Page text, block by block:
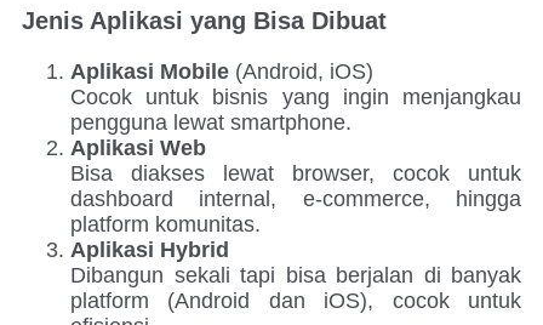
Jenis Aplikasi yang Bisa Dibuat
Aplikasi Mobile (Android, iOS)
Cocok untuk bisnis yang ingin menjangkau
pengguna lewat smartphone.
Aplikasi Web
Bisa diakses lewat browser, cocok untuk
dashboard internal, e-commerce, hingga
platform komunitas.
Aplikasi Hybrid
Dibangun sekali tapi bisa berjalan di banyak
platform (Android dan iOS), cocok untuk